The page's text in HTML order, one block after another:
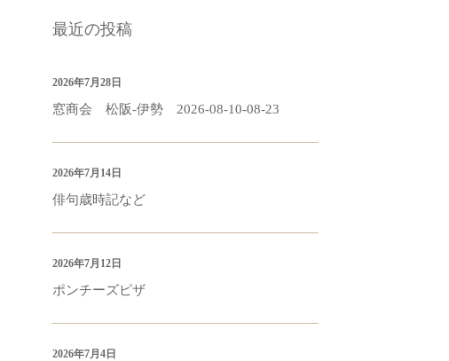
最近の投稿
窓商会 松阪-伊勢 2026-08-10-08-23
2026年7月28日
俳句歳時記など
2026年7月14日
ポンチーズピザ
2026年7月12日
2026年7月4日